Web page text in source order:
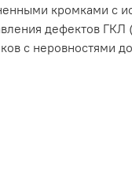
кромками с
дефектов
с неровностями